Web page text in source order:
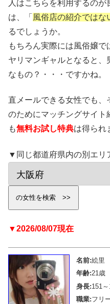
人はこちらを利用するの
は、「 風俗店の紹介ではな
るでしょうか。
もちろん実際には風俗嬢で
ヤリマンギャルとなると
なもの？・・・ですかね。
直メールできる女性でも、
のためにマッチングサイ
も無料お試し特典は得られ
▼同じ都道府県内の別エリ
▼2026/08/07現在
名前:絵里
年齢:21歳
身長:151
職業:フリ